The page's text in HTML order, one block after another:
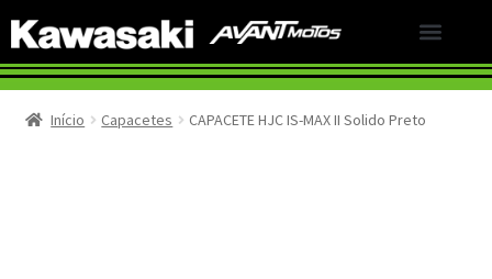
Início Capacetes CAPACETE HJC IS-MAX II Solido Preto